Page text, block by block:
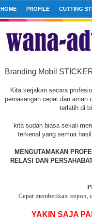
HOME PROFILE CUTTING
Branding Mobil
Kita kerjakan secara
pemasangan cepat dan aman
terlatih di
kita sudah biasa sekali
terkenal yang semua
MENGUTAMAKAN
RELASI DAN
Cepat memberikan respon,
YAKIN SAJA